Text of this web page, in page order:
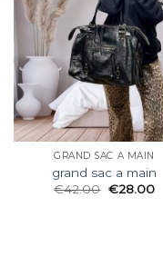
GRAND SAC A MAIN
grand sac a main
€42.00 €28.00